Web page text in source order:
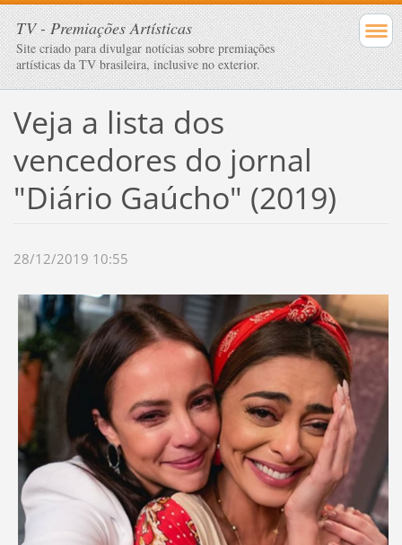
TV - Premiações Artísticas
Site criado para divulgar notícias sobre premiações
artísticas da TV brasileira, inclusive no exterior.
Veja a lista dos
vencedores do jornal
"Diário Gaúcho" (2019)
28/12/2019 10:55